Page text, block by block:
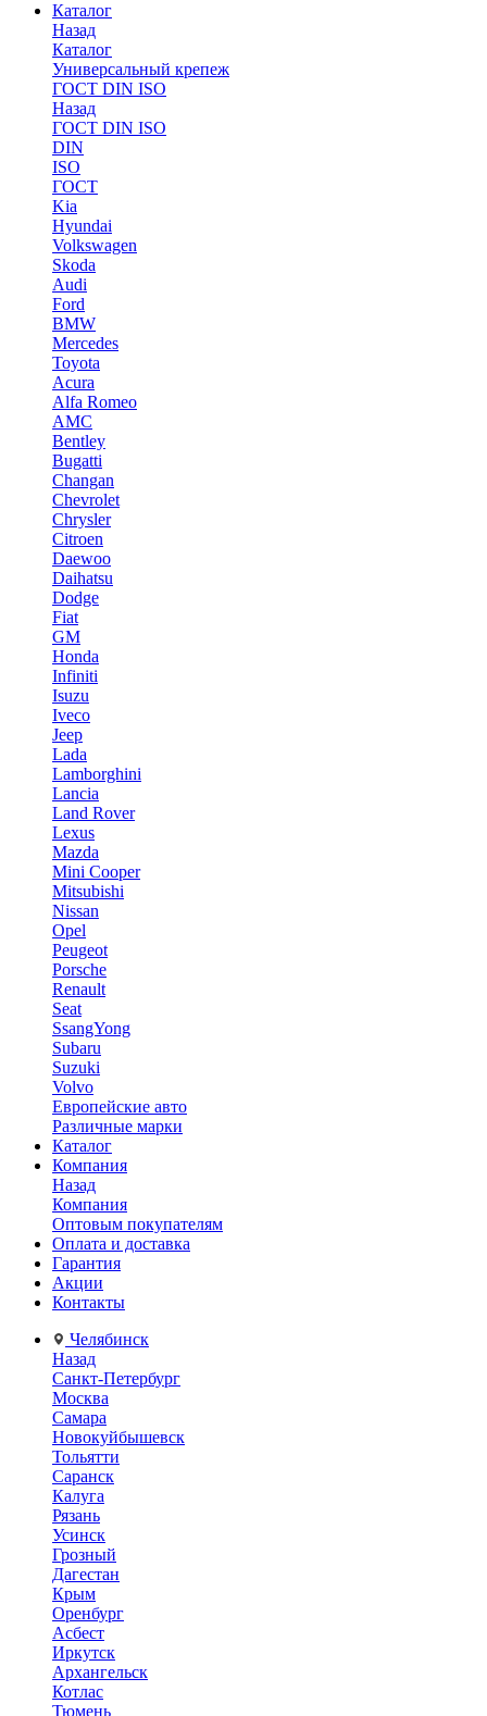
Каталог
Назад
Каталог
Универсальный крепеж
ГОСТ DIN ISO
Назад
ГОСТ DIN ISO
DIN
ISO
ГОСТ
Kia
Hyundai
Volkswagen
Skoda
Audi
Ford
BMW
Mercedes
Toyota
Acura
Alfa Romeo
AMC
Bentley
Bugatti
Changan
Chevrolet
Chrysler
Citroen
Daewoo
Daihatsu
Dodge
Fiat
GM
Honda
Infiniti
Isuzu
Iveco
Jeep
Lada
Lamborghini
Lancia
Land Rover
Lexus
Mazda
Mini Cooper
Mitsubishi
Nissan
Opel
Peugeot
Porsche
Renault
Seat
SsangYong
Subaru
Suzuki
Volvo
Европейские авто
Различные марки
Каталог
Компания
Назад
Компания
Оптовым покупателям
Оплата и доставка
Гарантия
Акции
Контакты
Челябинск
Назад
Санкт-Петербург
Москва
Самара
Новокуйбышевск
Тольятти
Саранск
Калуга
Рязань
Усинск
Грозный
Дагестан
Крым
Оренбург
Асбест
Иркутск
Архангельск
Котлас
Тюмень